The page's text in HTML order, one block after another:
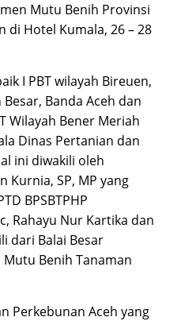
Mutu Benih Provinsi
di Hotel Kumala, 26 – 28
I PBT wilayah Bireuen,
Banda Aceh dan
Wilayah Bener Meriah
Dinas Pertanian dan
ini diwakili oleh
Kurnia, SP, MP yang
BPSBTPHP
Rahayu Nur Kartika dan
dari Balai Besar
Benih Tanaman
Perkebunan Aceh yang